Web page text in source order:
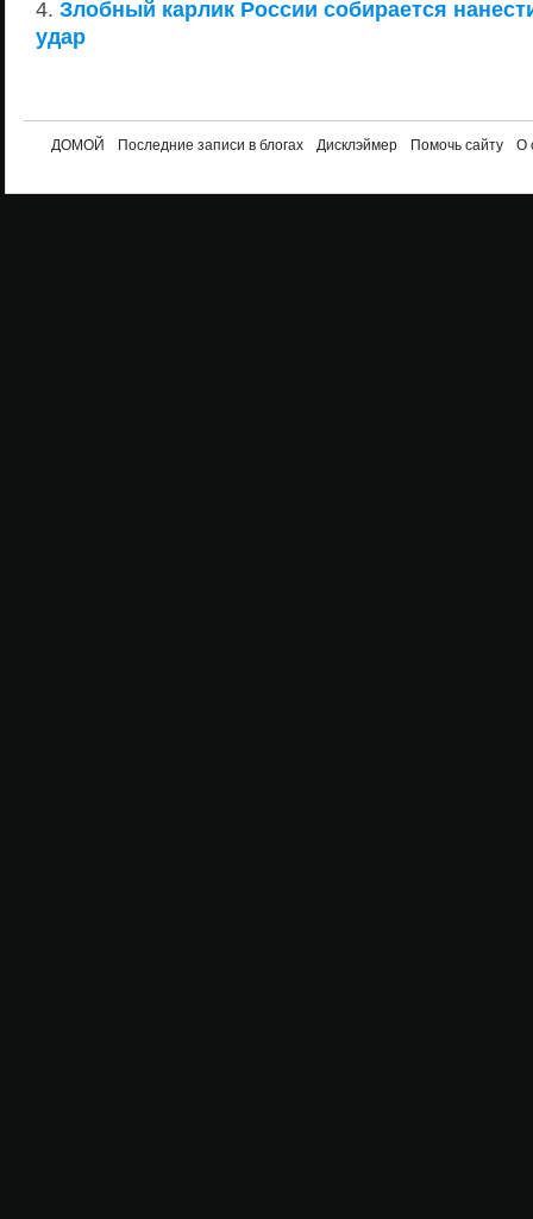
Злобный карлик России собирается
удар
ДОМОЙ Последние записи в блогах Дисклэймер Помочь сайту О